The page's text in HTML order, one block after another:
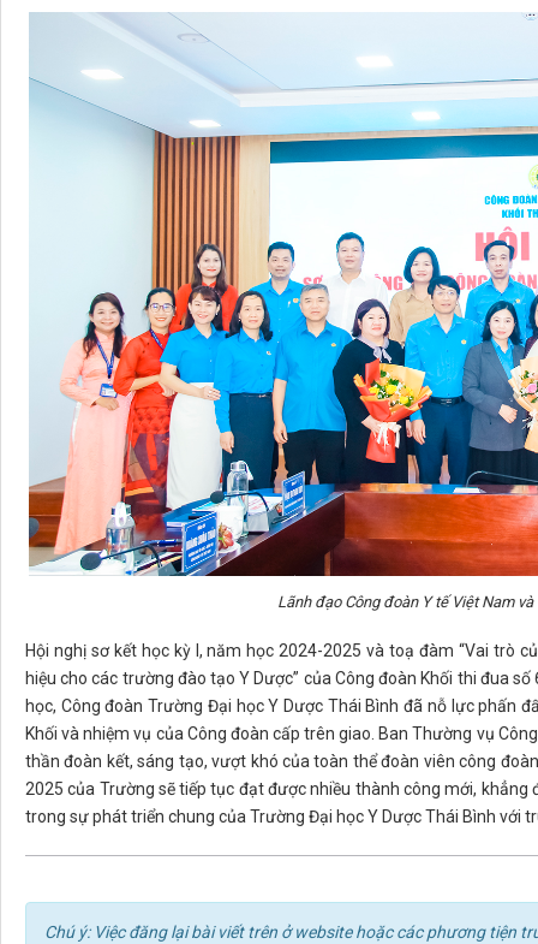
Lãnh đạo Công đoàn Y tế Việt Nam
Hội nghị sơ kết học kỳ I, năm học 2024-2025 và toạ đàm “Vai trò
hiệu cho các trường đào tạo Y Dược” của Công đoàn Khối thi đua
học, Công đoàn Trường Đại học Y Dược Thái Bình đã nỗ lực phấn
Khối và nhiệm vụ của Công đoàn cấp trên giao. Ban Thường vụ
thần đoàn kết, sáng tạo, vượt khó của toàn thể đoàn viên công
2025 của Trường sẽ tiếp tục đạt được nhiều thành công mới,
trong sự phát triển chung của Trường Đại học Y Dược Thái Bình với
Chú ý: Việc đăng lại bài viết trên ở website hoặc các phương tiện